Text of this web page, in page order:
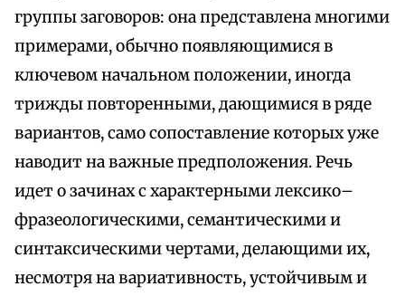
группы заговоров: она представлена многими
примерами, обычно появляющимися в
ключевом начальном положении, иногда
трижды повторенными, дающимися в ряде
вариантов, само сопоставление которых уже
наводит на важные предположения. Речь
идет о зачинах с характерными лексико–
фразеологическими, семантическими и
синтаксическими чертами, делающими их,
несмотря на вариативность, устойчивым и